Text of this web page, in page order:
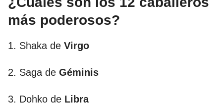
más poderosos?
1. Shaka de Virgo
2. Saga de Géminis
3. Dohko de Libra